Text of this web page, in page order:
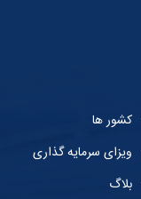
کشور ها
ویزای سرمایه گذاری
بلاگ